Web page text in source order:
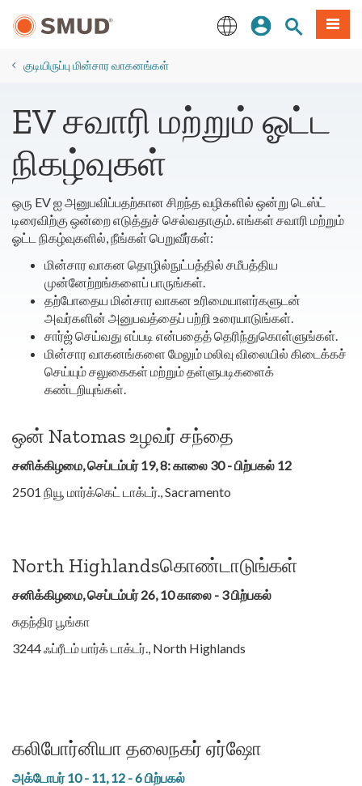
உள்ளடக்கத்திற்கு
உள்நுழையவும்
தளத் தேடல்
குடியிருப்பு மின்சார வாகனங்கள்
EV சவாரி மற்றும் ஓட்ட
நிகழ்வுகள்
ஒரு EV ஐ அனுபவிப்பதற்கான சிறந்த வழிகளில் ஒன்று டெஸ்ட்
டிரைவிற்கு ஒன்றை எடுத்துச் செல்வதாகும். எங்கள் சவாரி மற்றும்
ஓட்ட நிகழ்வுகளில், நீங்கள் பெறுவீர்கள்:
மின்சார வாகன தொழில்நுட்பத்தில் சமீபத்திய
முன்னேற்றங்களைப் பாருங்கள்.
தற்போதைய மின்சார வாகன உரிமையாளர்களுடன்
அவர்களின் அனுபவத்தைப் பற்றி உரையாடுங்கள்.
சார்ஜ் செய்வது எப்படி என்பதைத் தெரிந்துகொள்ளுங்கள்.
மின்சார வாகனங்களை மேலும் மலிவு விலையில் கிடைக்கச்
செய்யும் சலுகைகள் மற்றும் தள்ளுபடிகளைக்
கண்டறியுங்கள்.
ஒன் Natomas உழவர் சந்தை
சனிக்கிழமை, செப்டம்பர் 19, 8: காலை 30 - பிற்பகல் 12
2501 நியூ மார்க்கெட் டாக்டர்., Sacramento
North Highlandsகொண்டாடுங்கள்
சனிக்கிழமை, செப்டம்பர் 26, 10 காலை - 3 பிற்பகல்
சுதந்திர பூங்கா
3244 ஃப்ரீடம் பார்க் டாக்டர்., North Highlands
கலிபோர்னியா தலைநகர் ஏர்ஷோ
அக்டோபர் 10 - 11, 12 - 6 பிற்பகல்